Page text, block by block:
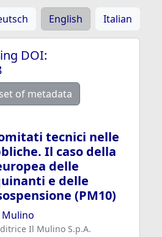
English Italian
DOI:
of metadata
tecnici nelle
Il caso della
delle
e delle
(PM10)
Mulino
Il Mulino S.p.A.